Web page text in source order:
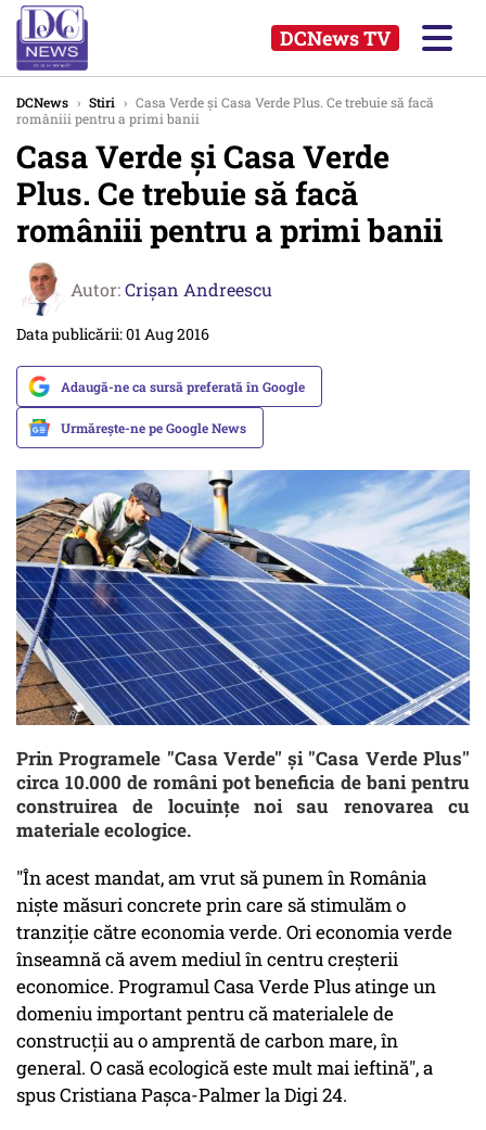
DCNews TV
DCNews › Stiri › Casa Verde şi Casa Verde Plus. Ce trebuie să facă
româniii pentru a primi banii
Casa Verde şi Casa Verde
Plus. Ce trebuie să facă
româniii pentru a primi banii
Autor:Crişan Andreescu
Data publicării: 01 Aug 2016
Adaugă-ne ca sursă preferată în Google
Urmărește-ne pe Google News
Prin Programele "Casa Verde'' și "Casa Verde Plus''
circa 10.000 de români pot beneficia de bani pentru
construirea de locuințe noi sau renovarea cu
materiale ecologice.
"În acest mandat, am vrut să punem în România
niște măsuri concrete prin care să stimulăm o
tranziție către economia verde. Ori economia verde
înseamnă că avem mediul în centru creșterii
economice. Programul Casa Verde Plus atinge un
domeniu important pentru că materialele de
construcții au o amprentă de carbon mare, în
general. O casă ecologică este mult mai ieftină", a
spus Cristiana Pașca-Palmer la Digi 24.